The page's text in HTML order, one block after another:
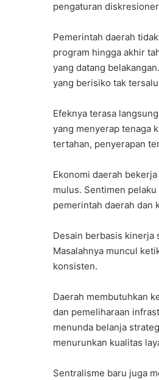
pengaturan
Pemerintah daerah
program hingga akhir
yang datang
yang berisiko tak
Efeknya terasa
yang menyerap tenaga
tertahan, penyerapan
Ekonomi daerah
mulus. Sentimen
pemerintah daerah dan
Desain berbasis kinerja
Masalahnya muncul
konsisten.
Daerah membutuhkan
dan pemeliharaan
menunda belanja
menurunkan kualitas
Sentralisme baru juga